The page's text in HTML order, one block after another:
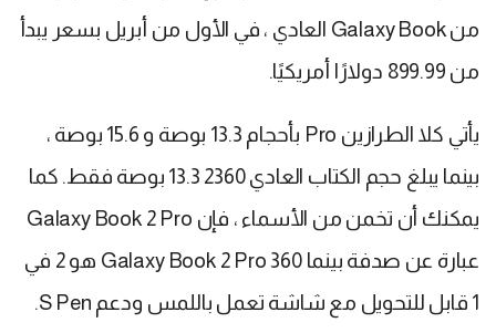
من Galaxy Book العادي ، في الأول من أبريل بسعر يبدأ
من 899.99 دولارًا أمريكيًا.
يأتي كلا الطرازين Pro بأحجام 13.3 بوصة و 15.6 بوصة ،
بينما يبلغ حجم الكتاب العادي 2360 13.3 بوصة فقط. كما
يمكنك أن تخمن من الأسماء ، فإن Galaxy Book 2 Pro
عبارة عن صدفة بينما Galaxy Book 2 Pro 360 هو 2 في
1 قابل للتحويل مع شاشة تعمل باللمس ودعم S Pen.